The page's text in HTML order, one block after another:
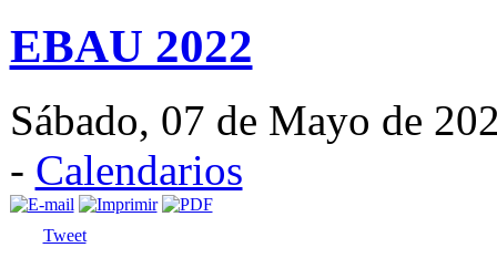
EBAU 2022
Sábado, 07 de Mayo de
- Calendarios
Tweet